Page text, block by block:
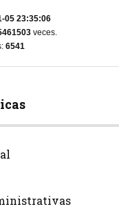
05 23:35:06
veces.
6541